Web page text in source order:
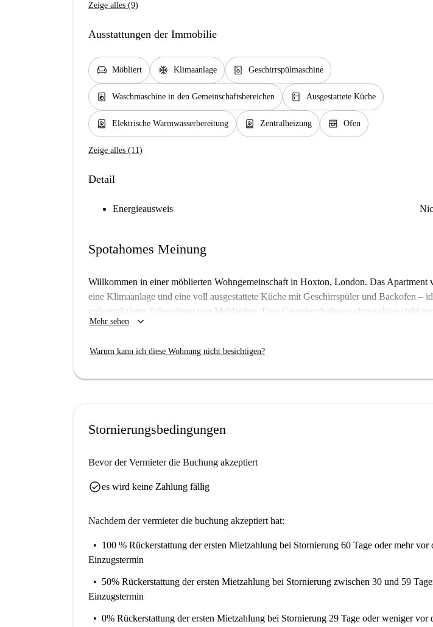
Zeige alles (9)
Ausstattungen der Immobilie
chair Möbliert ac_unit Klimaanlage dishwasher_gen Geschirrspülmaschine
local_laundry_service Waschmaschine in den Gemeinschaftsbereichen kitchen Ausgestattete Küche
water_heater Elektrische Warmwasserbereitung water_heater Zentralheizung oven_gen Ofen
Zeige alles (11)
Detail
Energieausweis
Spotahomes Meinung
Willkommen in einer möblierten Wohngemeinschaft in Hoxton, London. Das Apartment
eine Klimaanlage und eine voll ausgestattete Küche mit Geschirrspüler und Backofen –
unkomplizierte Zubereitung von Mahlzeiten. Eine Gemeinschaftswaschmaschine steht
und alle Nebenkosten – Strom, Wasser, WLAN und Gas – sind in der Miete enthalten. So
Sehenswürdigkeiten. Das renommierte Thoresby House befindet sich nur wenige Meter
kulturelle Angebote. Erleben Sie komfortables und unkompliziertes Wohnen in London.
Mehr sehen keyboard_arrow_down
Warum kann ich diese Wohnung nicht besichtigen?
Stornierungsbedingungen
Bevor der Vermieter die Buchung akzeptiert
check_circlees wird keine Zahlung fällig
Nachdem der vermieter die buchung akzeptiert hat:
100 % Rückerstattung der ersten Mietzahlung bei Stornierung 60 Tage oder mehr vor
Einzugstermin
50% Rückerstattung der ersten Mietzahlung bei Stornierung zwischen 30 und 59
Einzugstermin
0% Rückerstattung der ersten Mietzahlung bei Stornierung 29 Tage oder weniger vor